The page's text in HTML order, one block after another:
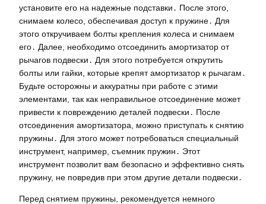
установите его на надежные подставки․ После этого,
снимаем колесо, обеспечивая доступ к пружине․ Для
этого откручиваем болты крепления колеса и снимаем
его․ Далее, необходимо отсоединить амортизатор от
рычагов подвески․ Для этого потребуется открутить
болты или гайки, которые крепят амортизатор к рычагам․
Будьте осторожны и аккуратны при работе с этими
элементами, так как неправильное отсоединение может
привести к повреждению деталей подвески․ После
отсоединения амортизатора, можно приступать к снятию
пружины․ Для этого может потребоваться специальный
инструмент, например, съемник пружин․ Этот
инструмент позволит вам безопасно и эффективно снять
пружину, не повредив при этом другие детали подвески․
Перед снятием пружины, рекомендуется немного